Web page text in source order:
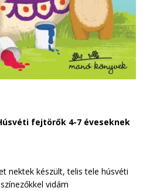
fejtörők 4-7 éveseknek
nektek készült, telis tele húsvéti
vidám